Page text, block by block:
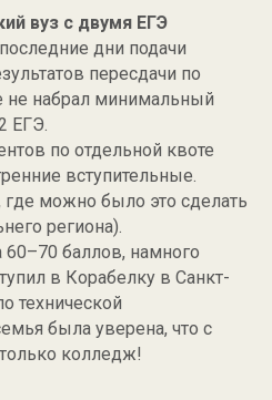
вуз с двумя ЕГЭ
дни подачи
пересдачи по
не набрал минимальный
ЕГЭ.
по отдельной квоте
вступительные.
можно было это сделать
региона).
баллов, намного
в Корабелку в Санкт-
технической
была уверена, что с
колледж!